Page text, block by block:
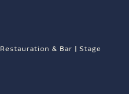
Restauration & Bar | Stage